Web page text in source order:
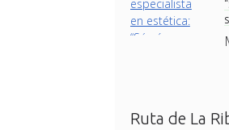
Ruta de La